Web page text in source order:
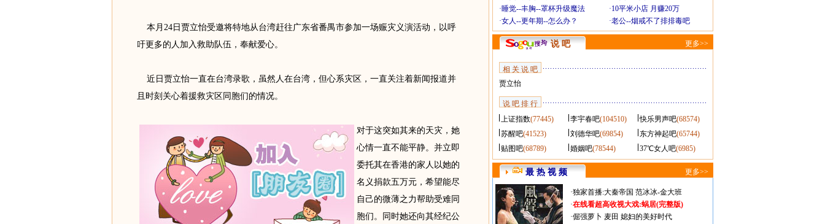
本月24日贾立怡受邀将特地从台湾赶往广东省番禺市参加一场赈灾义演活动，以呼
吁更多的人加入救助队伍，奉献爱心。
近日贾立怡一直在台湾录歌，虽然人在台湾，但心系灾区，一直关注着新闻报道并
且时刻关心着援救灾区同胞们的情况。
对于这突如其来的天灾，她
心情一直不能平静。并立即
委托其在香港的家人以她的
名义捐款五万元，希望能尽
自己的微薄之力帮助受难同
胞们。同时她还向其经纪公
·睡觉--丰胸--罩杯升级魔法 ·10平米小店 月赚20万
·女人--更年期--怎么办？ ·老公--烟戒不了排排毒吧
说 吧 更多>>
相 关 说 吧
贾立怡
说 吧 排 行
上证指数(77445) 李宇春吧(104510) 快乐男声吧(68574)
苏醒吧(41523) 刘德华吧(69854) 东方神起吧(65744)
贴图吧(68789) 婚姻吧(78544) 37℃女人吧(6985)
最 热 视 频 更多>>
·独家首播:大秦帝国 范冰冰-金大班
·在线看超高收视大戏:蜗居(完整版)
·倔强萝卜 麦田 媳妇的美好时代